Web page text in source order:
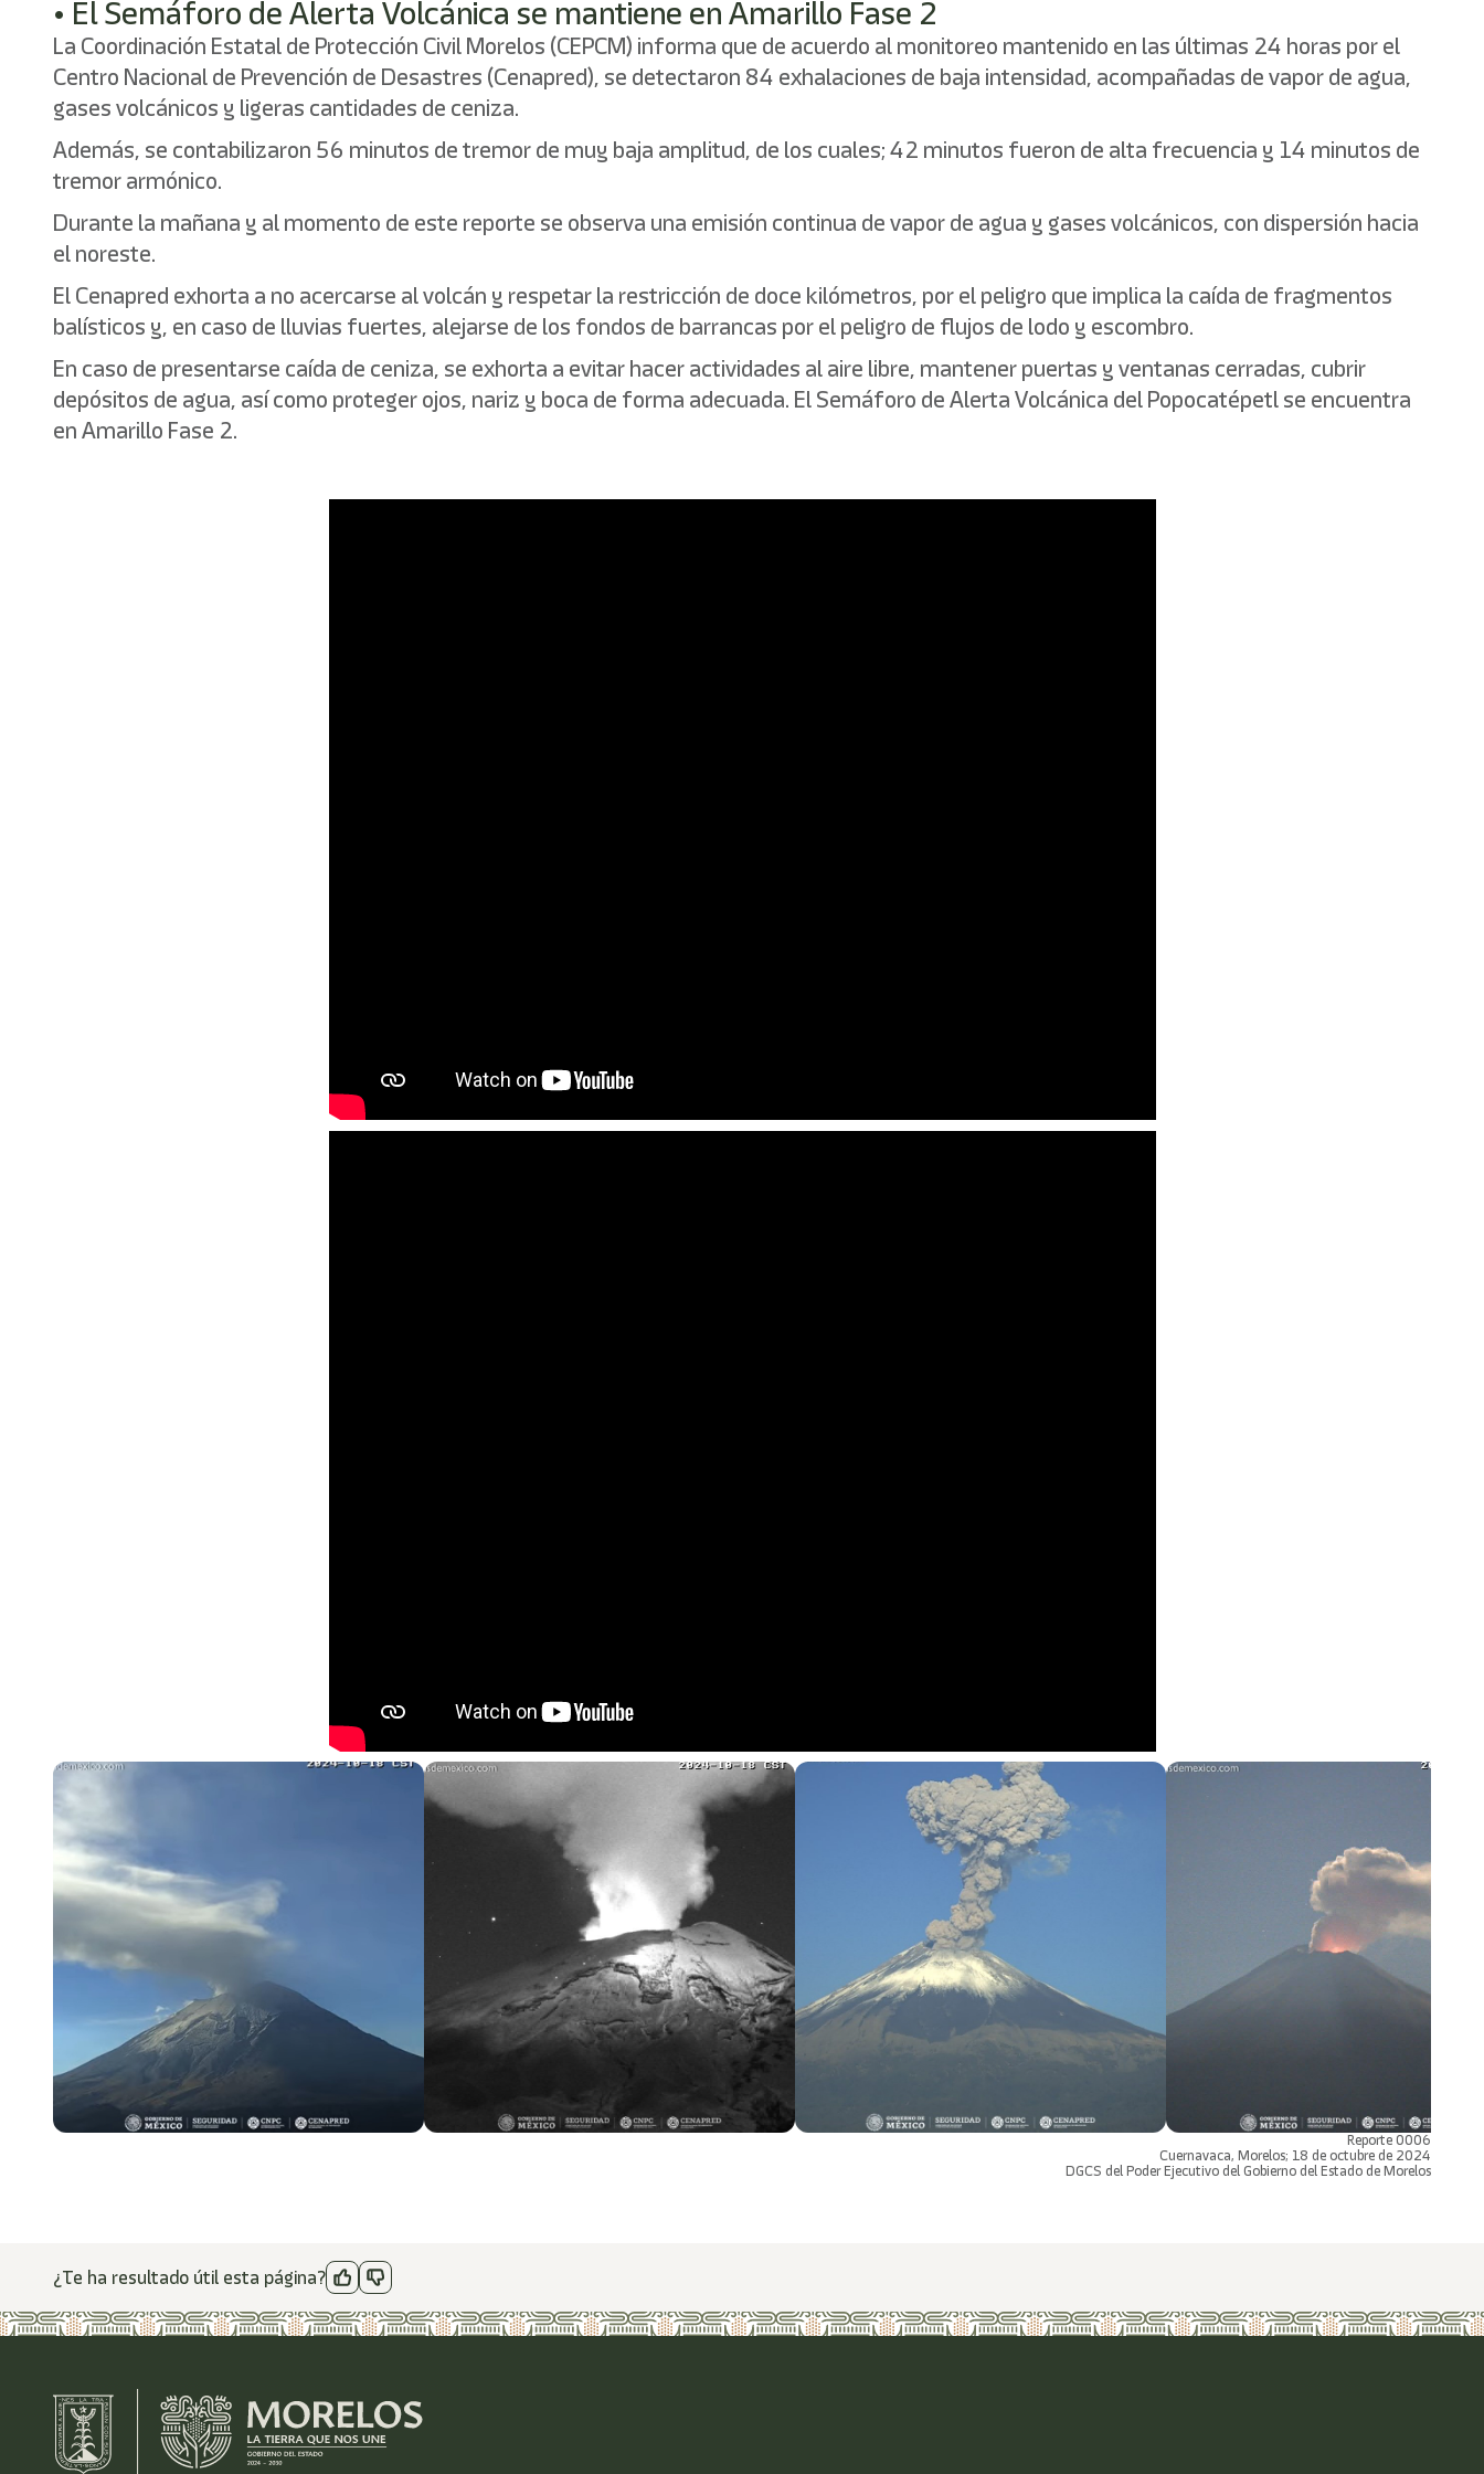
• El Semáforo de Alerta Volcánica se mantiene en Amarillo Fase 2
La Coordinación Estatal de Protección Civil Morelos (CEPCM) informa que de acuerdo al monitoreo mantenido en las últimas 24 horas por el
Centro Nacional de Prevención de Desastres (Cenapred), se detectaron 84 exhalaciones de baja intensidad, acompañadas de vapor de agua,
gases volcánicos y ligeras cantidades de ceniza.
Además, se contabilizaron 56 minutos de tremor de muy baja amplitud, de los cuales; 42 minutos fueron de alta frecuencia y 14 minutos de
tremor armónico.
Durante la mañana y al momento de este reporte se observa una emisión continua de vapor de agua y gases volcánicos, con dispersión hacia
el noreste.
El Cenapred exhorta a no acercarse al volcán y respetar la restricción de doce kilómetros, por el peligro que implica la caída de fragmentos
balísticos y, en caso de lluvias fuertes, alejarse de los fondos de barrancas por el peligro de flujos de lodo y escombro.
En caso de presentarse caída de ceniza, se exhorta a evitar hacer actividades al aire libre, mantener puertas y ventanas cerradas, cubrir
depósitos de agua, así como proteger ojos, nariz y boca de forma adecuada. El Semáforo de Alerta Volcánica del Popocatépetl se encuentra
en Amarillo Fase 2.
Reporte 0006
Cuernavaca, Morelos; 18 de octubre de 2024
DGCS del Poder Ejecutivo del Gobierno del Estado de Morelos
¿Te ha resultado útil esta página?